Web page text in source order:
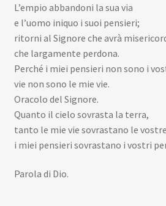
L’empio abbandoni la sua via
e l’uomo iniquo i suoi pensieri;
ritorni al Signore che avrà
che largamente perdona.
Perché i miei pensieri non sono i
vie non sono le mie vie.
Oracolo del Signore.
Quanto il cielo sovrasta la terra,
tanto le mie vie sovrastano le
i miei pensieri sovrastano i vostri
Parola di Dio.